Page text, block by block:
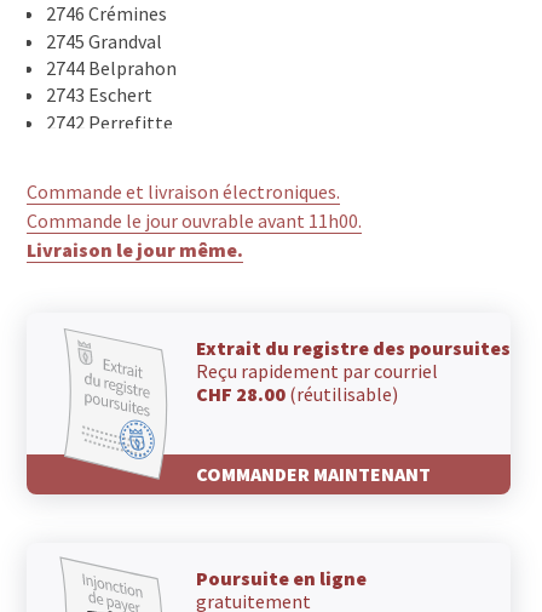
2746 Crémines
2745 Grandval
2744 Belprahon
2743 Eschert
2742 Perrefitte
2735 Malleray
2735 Champoz
2735 Bévilard
2732 Saicourt
2732 Reconvilier
2732 Loveresse
2723 Mont-Tramelan
2722 Les Reussilles
2720 Tramelan
2720 La Tanne
2717 Fornet-Dessous
2716 Sornetan
Commande et livraison électroniques.
Commande le jour ouvrable avant 11h00.
Livraison le jour même.
Extrait du registre des poursuites
Reçu rapidement par courriel
CHF 28.00 (réutilisable)
COMMANDER MAINTENANT
Poursuite en ligne
gratuitement